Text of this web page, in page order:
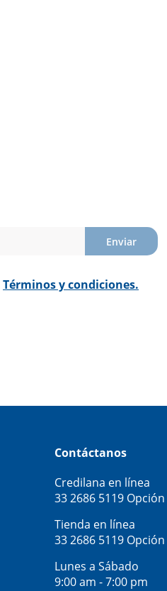
Enviar
Términos y condiciones.
Contáctanos
Credilana en línea
33 2686 5119 Opción
Tienda en línea
33 2686 5119 Opción
Lunes a Sábado
9:00 am - 7:00 pm